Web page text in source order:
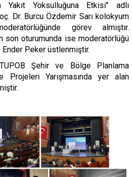
Yakıt Yoksulluğuna Etkisi" adlı
Dr. Burcu Özdemir Sarı kolokyum
görev almıştır.
son oturumunda ise moderatörlüğü
Peker üstlenmiştir.
Şehir ve Bölge Planlama
Projeleri Yarışmasında yer alan